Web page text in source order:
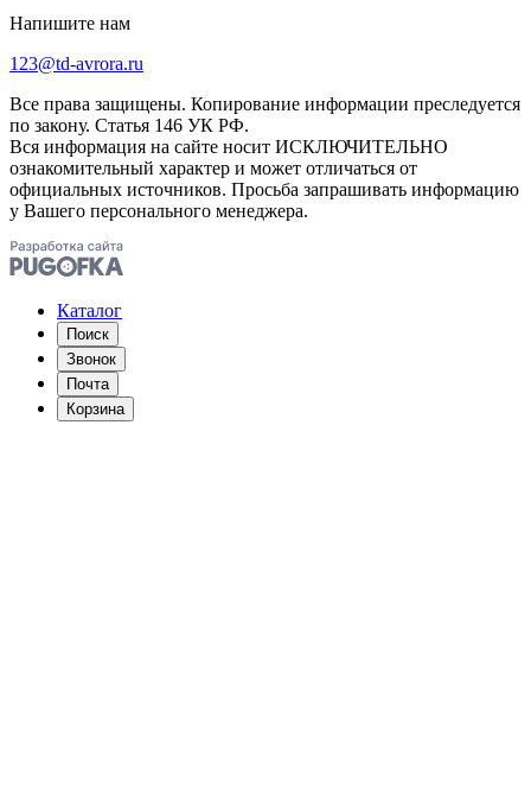
Напишите нам
123@td-avrora.ru
Все права защищены. Копирование информации преследуется
по закону. Статья 146 УК РФ.
Вся информация на сайте носит ИСКЛЮЧИТЕЛЬНО
ознакомительный характер и может отличаться от
официальных источников. Просьба запрашивать информацию
у Вашего персонального менеджера.
Каталог
Поиск
Звонок
Почта
Корзина